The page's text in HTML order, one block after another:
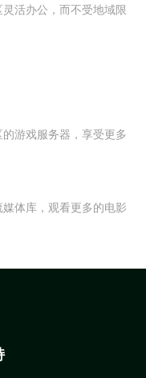
活办公，而不受地域限
游戏服务器，享受更多
体库，观看更多的电影